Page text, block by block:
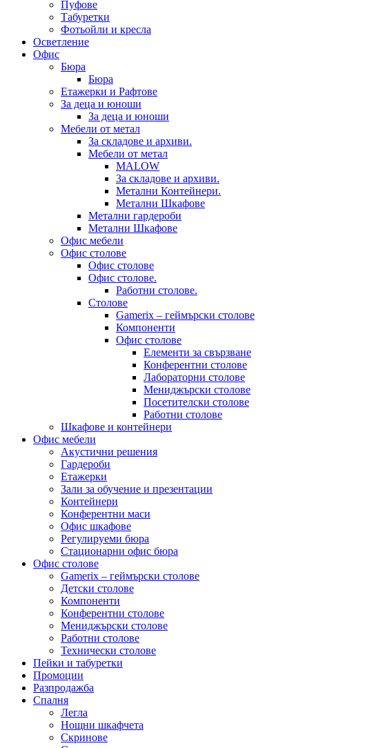
Пуфове
Табуретки
Фотьойли и кресла
Осветление
Офис
Бюра
Бюра
Етажерки и Рафтове
За деца и юноши
За деца и юноши
Мебели от метал
За складове и архиви.
Мебели от метал
MALOW
За складове и архиви.
Метални Контейнери.
Метални Шкафове
Метални гардероби
Метални Шкафове
Офис мебели
Офис столове
Офис столове
Офис столове.
Работни столове.
Столове
Gamerix – геймърски столове
Компоненти
Офис столове
Елементи за свързване
Конферентни столове
Лабораторни столове
Мениджърски столове
Посетителски столове
Работни столове
Шкафове и контейнери
Офис мебели
Акустични решения
Гардероби
Етажерки
Зали за обучение и презентации
Контейнери
Конферентни маси
Офис шкафове
Регулируеми бюра
Стационарни офис бюра
Офис столове
Gamerix – геймърски столове
Детски столове
Компоненти
Конферентни столове
Мениджърски столове
Работни столове
Технически столове
Пейки и табуретки
Промоции
Разпродажба
Спалня
Легла
Нощни шкафчета
Скринове